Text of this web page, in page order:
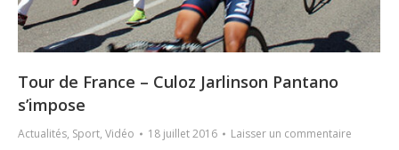
Tour de France – Culoz Jarlinson Pantano
s’impose
Actualités, Sport, Vidéo 18 juillet 2016
Laisser un commentaire